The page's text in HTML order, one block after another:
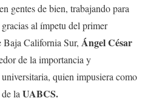
gentes de bien, trabajando para
al ímpetu del primer
California Sur, Ángel César
de la importancia y
quien impusiera como
la UABCS.